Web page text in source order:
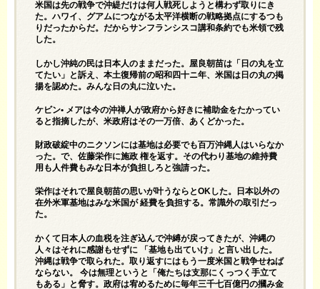
米国は先の戦争で沖緹だけは何人戦死しようと構わず取りにき
た。ハワイ、グアムにつながる太平洋横断の戦略拠点にするつも
りだったからだ。だからサンフランシスコ講和条約でも米領で残
した。
しかし沖純の民は日本人のままだった。屋良朝苗は「日の丸を立
てたい」と訴え、本土復帰前の昭和四十ニ年、米国は日の丸の掲
揚を認めた。みんな日の丸に泣いた。
ケビン• メアは今の沖禅人が政府から好きに補助金をたかってい
ると指摘したが、米政府はその一万倍、あくどかった。
財政破綻中のニクソンには基地は必要でも百万沖縄人はいらなか
った。で、佐藤栄作に施政 権を返す。その代わり基地の維持費
用も人件費もみな日本が負担しろと強請った。
栄作はそれで屋良朝苗の思いが叶うならとOKした。日本以外の
在外米軍基地はみな米国が 経費を負担する。常識外の取引だっ
た。
かくて日本人の血税を注ぎ込んで沖縛が戻ってきたが、沖縄の
人々はそれに感謝もせずに 「基地も出ていけ」と言い出した。
沖縄は戦争で取られた。取り返すにはもう一度米国と戦争せねば
ならない。 今は無理というと「俺たちは支那にくっつく手立て
もある」と脅す。政府は宥めるために毎年三千七百億円の摑み金